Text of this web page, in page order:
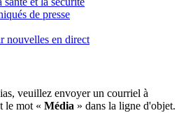
de presse
nouvelles en direct
veuillez envoyer un courriel à
le mot « Média » dans la ligne d'objet.